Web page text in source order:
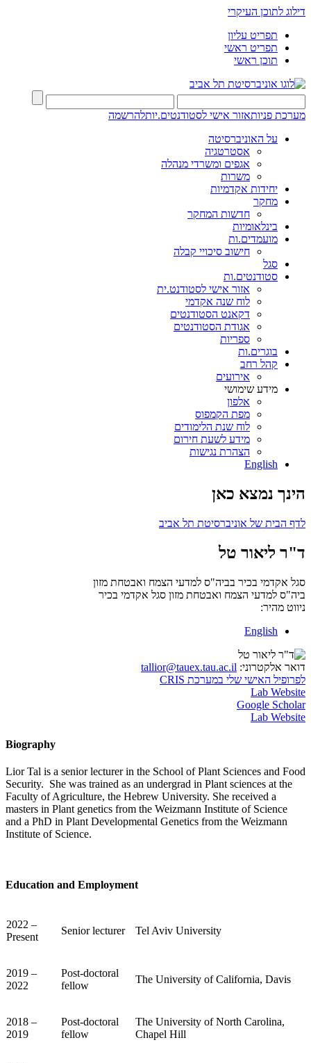
דילוג לתוכן העיקרי
תפריט עליון
תפריט ראשי
תוכן ראשי
מערכת פניותאזור אישי לסטודנטים.יותלהרשמה
על האוניברסיטה
אסטרטגיה
אגפים ומשרדי מנהלה
משרות
יחידות אקדמיות
מחקר
חדשות המחקר
בינלאומיות
מועמדים.ות
חישוב סיכויי קבלה
סגל
סטודנטים.ות
אזור אישי לסטודנט.ית
לוח שנה אקדמי
דקאנט הסטודנטים
אגודת הסטודנטים
ספריות
בוגרים.ות
קהל רחב
אירועים
מידע שימושי
אלפון
מפת הקמפוס
לוח שנת הלימודים
מידע לשעת חירום
הצהרת נגישות
English
הינך נמצא כאן
לדף הבית של אוניברסיטת תל אביב
ד"ר ליאור טל
סגל אקדמי בכיר בביה"ס למדעי הצמח ואבטחת מזון
ביה"ס למדעי הצמח ואבטחת מזון סגל אקדמי בכיר
ניווט מהיר:
English
דואר אלקטרוני: tallior@tauex.tau.ac.il
לפרופיל האישי שלי במערכת CRIS
Lab Website
Google Scholar
Lab Website
Biography
Lior Tal is a senior lecturer in the School of Plant Sciences and Food
Security. She was trained as an undergrad in Plant sciences at the
Faculty of Agriculture, the Hebrew University. She received a
masters in Plant genetics from the Weizmann Institute of Science
and a PhD in Plant Developmental Genetics from the Weizmann
Institute of Science.
Education and Employment
2022 –
Present
Senior lecturer Tel Aviv University
2019 –
2022
Post-doctoral
fellow
The University of California, Davis
2018 –
2019
Post-doctoral
fellow
The University of North Carolina,
Chapel Hill